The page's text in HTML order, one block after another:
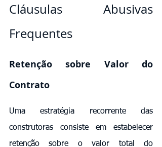
Cláusulas Abusivas
Frequentes
Retenção sobre Valor do
Contrato
Uma estratégia recorrente das
construtoras consiste em estabelecer
retenção sobre o valor total do